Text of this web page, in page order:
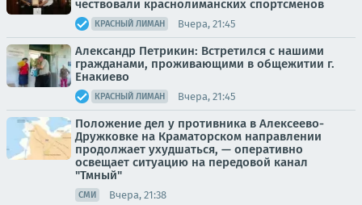
чествовали краснолиманских спортсменов
КРАСНЫЙ ЛИМАН Вчера, 21:45
Александр Петрикин: Встретился с нашими
гражданами, проживающими в общежитии г.
Енакиево
КРАСНЫЙ ЛИМАН Вчера, 21:45
Положение дел у противника в Алексеево-
Дружковке на Краматорском направлении
продолжает ухудшаться, — оперативно
освещает ситуацию на передовой канал
"Тмный"
СМИ Вчера, 21:38